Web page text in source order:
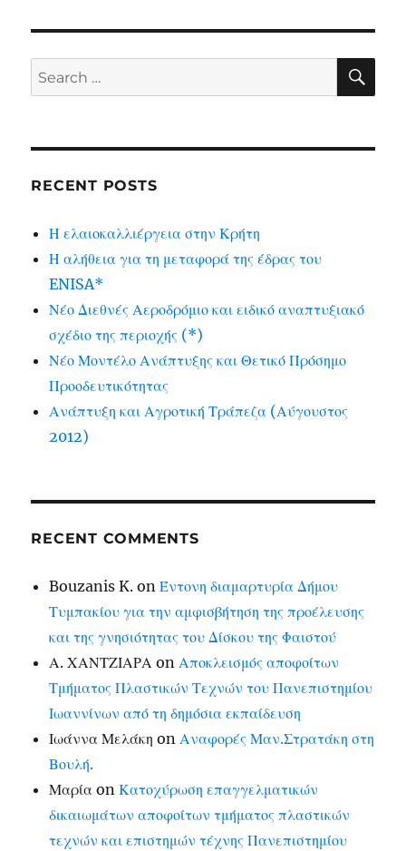
Search
for:
RECENT POSTS
Η ελαιοκαλλιέργεια στην Κρήτη
Η αλήθεια για τη μεταφορά της έδρας του
ENISA*
Νέο Διεθνές Αεροδρόμιο και ειδικό αναπτυξιακό
σχέδιο της περιοχής (*)
Νέο Μοντέλο Ανάπτυξης και Θετικό Πρόσημο
Προοδευτικότητας
Ανάπτυξη και Αγροτική Τράπεζα (Αύγουστος
2012)
RECENT COMMENTS
Bouzanis K. onΈντονη διαμαρτυρία Δήμου
Τυμπακίου για την αμφισβήτηση της προέλευσης
και της γνησιότητας του Δίσκου της Φαιστού
Α. ΧΑΝΤΖΙΑΡΑ onΑποκλεισμός αποφοίτων
Τμήματος Πλαστικών Τεχνών του Πανεπιστημίου
Ιωαννίνων από τη δημόσια εκπαίδευση
Ιωάννα Μελάκη onΑναφορές Μαν.Στρατάκη στη
Βουλή.
Μαρία onΚατοχύρωση επαγγελματικών
δικαιωμάτων αποφοίτων τμήματος πλαστικών
τεχνών και επιστημών τέχνης Πανεπιστημίου